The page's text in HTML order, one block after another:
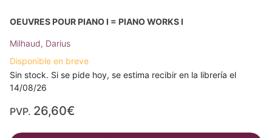
OEUVRES POUR PIANO I = PIANO WORKS I
Milhaud, Darius
Disponible en breve
Sin stock. Si se pide hoy, se estima recibir en la librería el
14/08/26
PVP. 26,60€